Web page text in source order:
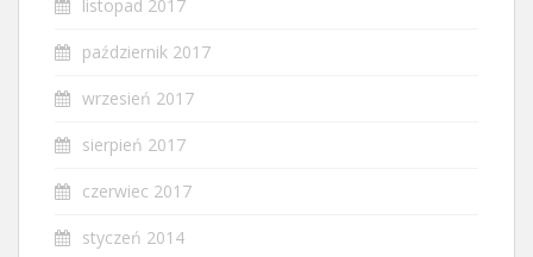
listopad 2017
październik 2017
wrzesień 2017
sierpień 2017
czerwiec 2017
styczeń 2014